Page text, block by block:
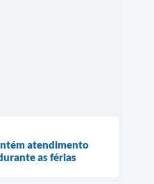
atendimento
as férias